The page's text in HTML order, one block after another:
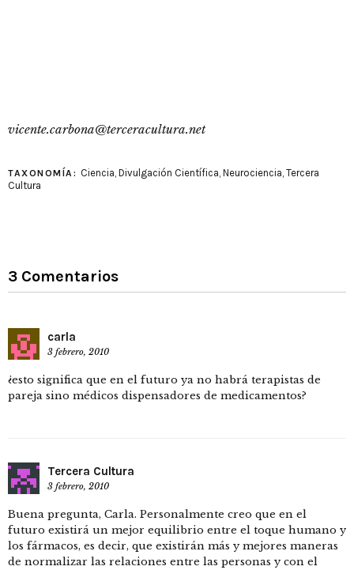
vicente.carbona@terceracultura.net
TAXONOMÍA: Ciencia, Divulgación Científica, Neurociencia, Tercera
Cultura
3 Comentarios
carla
3 febrero, 2010
¿esto significa que en el futuro ya no habrá terapistas de
pareja sino médicos dispensadores de medicamentos?
Tercera Cultura
3 febrero, 2010
Buena pregunta, Carla. Personalmente creo que en el
futuro existirá un mejor equilibrio entre el toque humano y
los fármacos, es decir, que existirán más y mejores maneras
de normalizar las relaciones entre las personas y con el